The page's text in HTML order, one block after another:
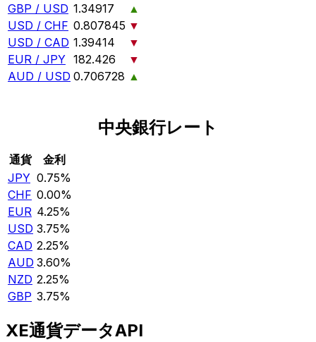
GBP / USD 1.34917
▲
USD / CHF 0.807845 ▼
USD / CAD 1.39414
▼
EUR / JPY 182.426
▼
AUD / USD 0.706728 ▲
中央銀行レート
通貨
金利
JPY 0.75%
CHF 0.00%
EUR 4.25%
USD 3.75%
CAD 2.25%
AUD 3.60%
NZD 2.25%
GBP 3.75%
XE通貨データAPI